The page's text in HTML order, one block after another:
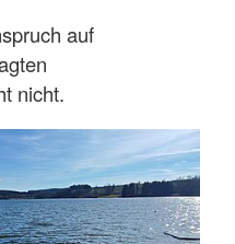
auf
nicht.